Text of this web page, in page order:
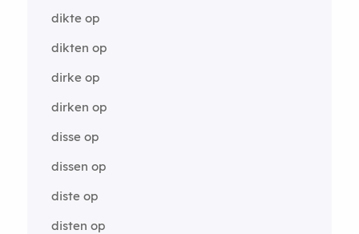
dikte op
dikten op
dirke op
dirken op
disse op
dissen op
diste op
disten op